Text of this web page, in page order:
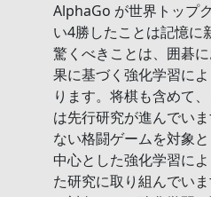
AlphaGo が世界トップ
い4勝したことは記憶に
驚くべきことは、囲碁
果に基づく強化学習に
ります。将棋も含めて
は先行研究が進んでい
ない格闘ゲームを対象
中心とした強化学習に
た研究に取り組んでい